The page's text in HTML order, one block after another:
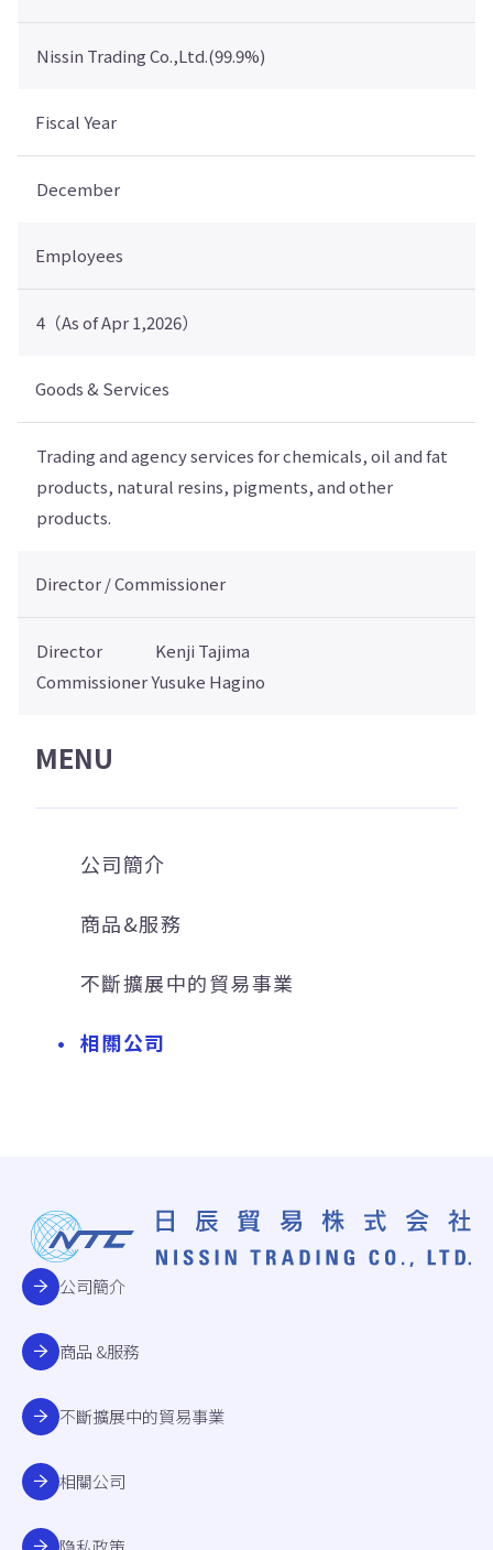
Nissin Trading Co.,Ltd.(99.9%)
Fiscal Year
December
Employees
4（As of Apr 1,2026）
Goods & Services
Trading and agency services for chemicals, oil and fat
products, natural resins, pigments, and other
products.
Director / Commissioner
Director Kenji Tajima
Commissioner Yusuke Hagino
MENU
公司簡介
商品&服務
不斷擴展中的貿易事業
相關公司
公司簡介
商品 &服務
不斷擴展中的貿易事業
相關公司